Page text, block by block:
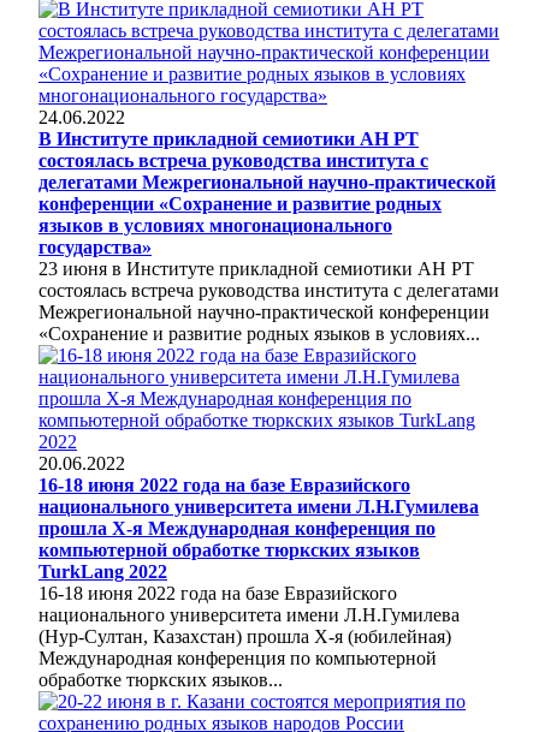
24.06.2022
В Институте прикладной семиотики АН РТ
состоялась встреча руководства института с
делегатами Межрегиональной научно-практической
конференции «Сохранение и развитие родных
языков в условиях многонационального
государства»
23 июня в Институте прикладной семиотики АН РТ
состоялась встреча руководства института с делегатами
Межрегиональной научно-практической конференции
«Сохранение и развитие родных языков в условиях...
20.06.2022
16-18 июня 2022 года на базе Евразийского
национального университета имени Л.Н.Гумилева
прошла X-я Международная конференция по
компьютерной обработке тюркских языков
TurkLang 2022
16-18 июня 2022 года на базе Евразийского
национального университета имени Л.Н.Гумилева
(Нур-Султан, Казахстан) прошла X-я (юбилейная)
Международная конференция по компьютерной
обработке тюркских языков...